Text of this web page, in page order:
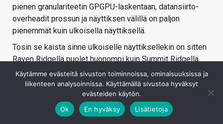
pienen granulariteetin GPGPU-laskentaan, datansiirto-
overheadit prossun ja näyttiksen välillä on paljon
pienemmät kuin ulkoisella näyttiksellä.
Tosin se kaista sinne ulkoiselle näyttiksellekin on sitten
Raven Ridgellä puolet huonompi kuin Summit Ridgellä
(pcie3.0 16x vs pcie3.0 8x)
Kirjaudu sisään vastataksesi
Käytämme evästeitä sivuston toiminnoissa, ominaisuuksissa ja
liikenteen analysoinnissa. Käyttämällä sivustoa hyväksyt
evästeiden käytön.
Ok
En hyväksy Lisätietoja